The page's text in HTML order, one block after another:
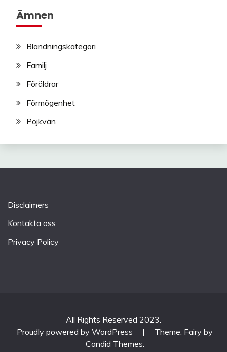
Ämnen
Blandningskategori
Familj
Föräldrar
Förmögenhet
Pojkvän
Disclaimers
Kontakta oss
Privacy Policy
All Rights Reserved 2023.
Proudly powered by WordPress
|
Theme: Fairy by
Candid Themes.